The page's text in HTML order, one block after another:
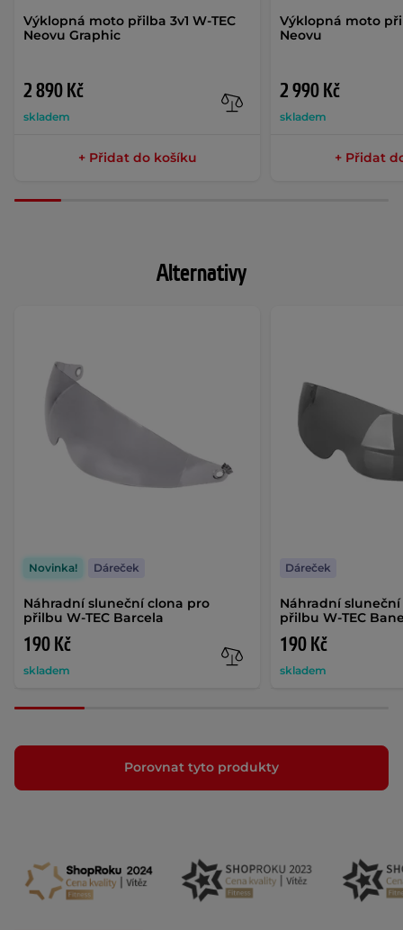
Výklopná moto přilba 3v1 W-TEC
Neovu Graphic
2 890 Kč
skladem
+ Přidat do košíku
Výklopná moto
Neovu
2 990 Kč
skladem
+ Přidat
Alternativy
Náhradní sluneční clona pro
přilbu W-TEC Barcela
190 Kč
skladem
Novinka! Dáreček
Náhradní
přilbu W-TEC
190 Kč
skladem
Dáreček
Porovnat tyto produkty